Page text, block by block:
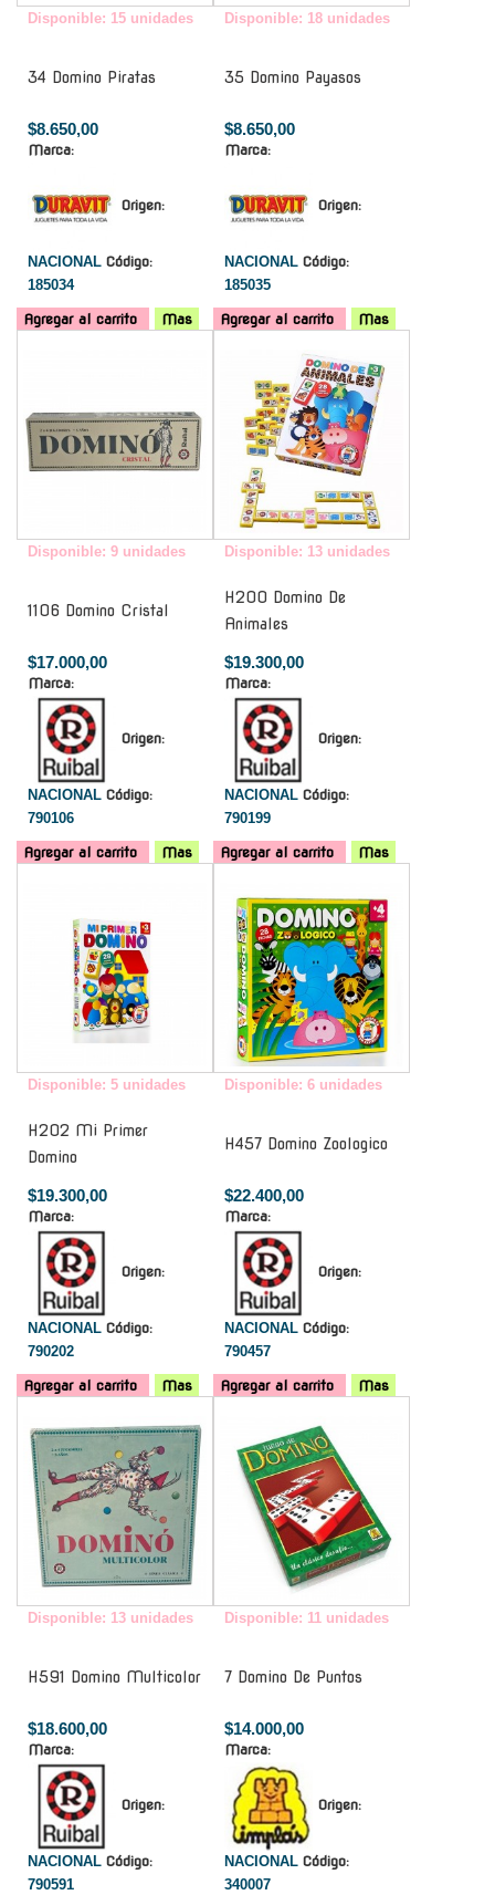
Disponible: 15 unidades
34 Domino Piratas
$8.650,00
Marca:
Origen:
NACIONAL Código:
185034
Agregar al carrito Mas
Disponible: 18 unidades
35 Domino Payasos
$8.650,00
Marca:
Origen:
NACIONAL Código:
185035
Agregar al carrito
Mas
Disponible: 9 unidades
1106 Domino Cristal
$17.000,00
Marca:
Origen:
NACIONAL Código:
790106
Agregar al carrito Mas
Disponible: 13 unidades
H200 Domino De
Animales
$19.300,00
Marca:
Origen:
NACIONAL Código:
790199
Agregar al carrito
Mas
Disponible: 5 unidades
H202 Mi Primer
Domino
$19.300,00
Marca:
Origen:
NACIONAL Código:
790202
Agregar al carrito Mas
Disponible: 6 unidades
H457 Domino Zoologico
$22.400,00
Marca:
Origen:
NACIONAL Código:
790457
Agregar al carrito
Mas
Disponible: 13 unidades
H591 Domino Multicolor
$18.600,00
Marca:
Origen:
NACIONAL Código:
790591
Disponible: 11 unidades
7 Domino De Puntos
$14.000,00
Marca:
Origen:
NACIONAL Código:
340007